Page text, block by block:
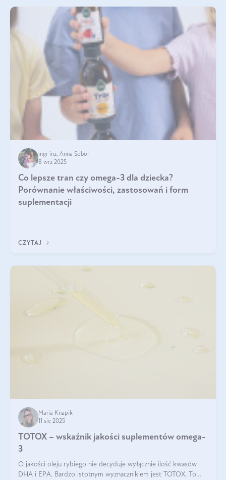
mgr inż. Anna Sobol
8 wrz 2025
Co lepsze tran czy omega-3 dla dziecka?
Porównanie właściwości, zastosowań i form
suplementacji
CZYTAJ
Maria Knapik
11 sie 2025
TOTOX – wskaźnik jakości suplementów omega-
3
O jakości oleju rybiego nie decyduje wyłącznie ilość kwasów
DHA i EPA. Bardzo istotnym wyznacznikiem jest TOTOX. To